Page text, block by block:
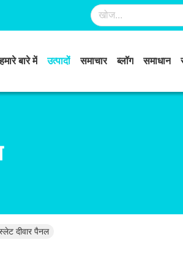
हमारे बारे में उत्पादों समाचार ब्लॉग समाधान
दीवार पैनल